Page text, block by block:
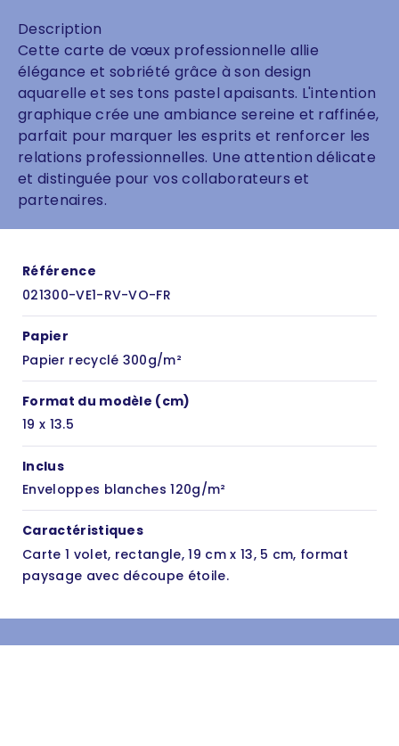
Description
Cette carte de vœux professionnelle allie
élégance et sobriété grâce à son design
aquarelle et ses tons pastel apaisants. L'intention
graphique crée une ambiance sereine et raffinée,
parfait pour marquer les esprits et renforcer les
relations professionnelles. Une attention délicate
et distinguée pour vos collaborateurs et
partenaires.
Référence
021300-VE1-RV-VO-FR
Papier
Papier recyclé 300g/m²
Format du modèle (cm)
19 x 13.5
Inclus
Enveloppes blanches 120g/m²
Caractéristiques
Carte 1 volet, rectangle, 19 cm x 13, 5 cm, format
paysage avec découpe étoile.